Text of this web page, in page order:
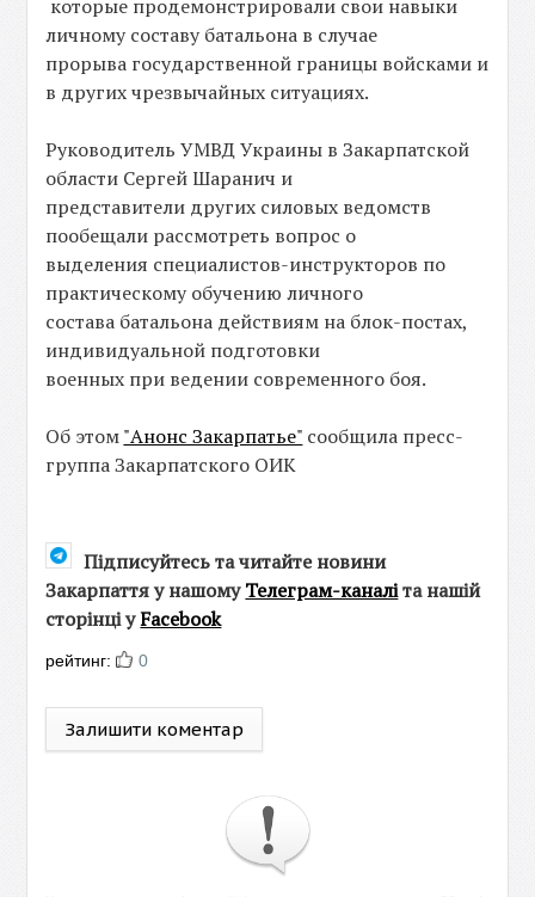
которые продемонстрировали свои навыки
личному составу батальона в случае
прорыва государственной границы войсками и
в других чрезвычайных ситуациях.
Руководитель УМВД Украины в Закарпатской
области Сергей Шаранич и
представители других силовых ведомств
пообещали рассмотреть вопрос о
выделения специалистов-инструкторов по
практическому обучению личного
состава батальона действиям на блок-постах,
индивидуальной подготовки
военных при ведении современного боя.
Об этом"Анонс Закарпатье" сообщила пресс-
группа Закарпатского ОИК
Підписуйтесь та читайте новини
Закарпаття у нашомуТелеграм-каналіта нашій
сторінці уFacebook
рейтинг: 0
Залишити коментар